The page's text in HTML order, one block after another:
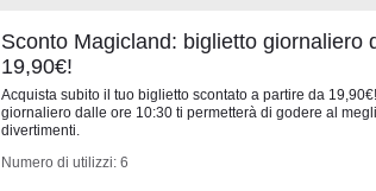
Sconto Magicland: biglietto giornaliero
19,90€!
Acquista subito il tuo biglietto scontato a partire da
giornaliero dalle ore 10:30 ti permetterà di godere al
divertimenti.
Numero di utilizzi: 6